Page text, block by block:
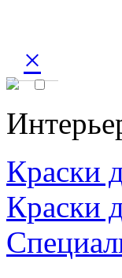
×
Краски
Краски